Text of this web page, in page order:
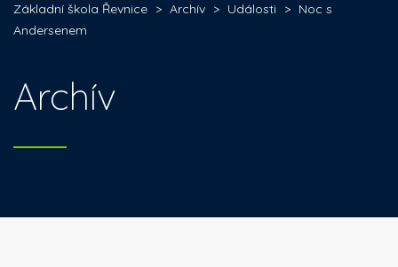
Základní škola Řevnice > Archív > Události > Noc s
Andersenem
Archív